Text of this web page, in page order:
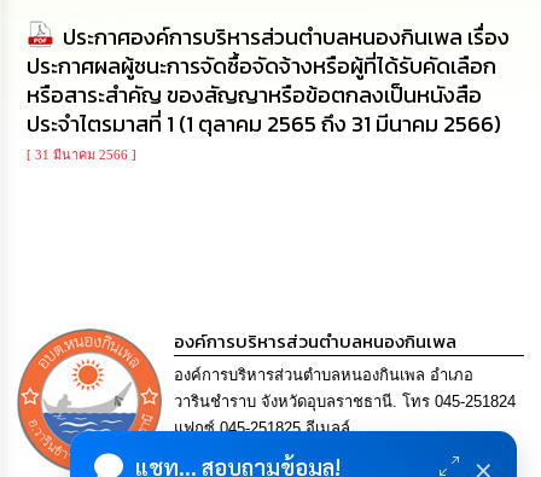
Policy
การ
ดำเนิน
การ
เพื่อ
เสริม
คุณธรรม
และ
ความ
โปร่งใส
ประกาศองค์การบริหารส่วนตำบลหนองกินเพล เรื่อง
ประกาศผลผู้ชนะการจัดซื้อจัดจ้างหรือผู้ที่ได้รับคัดเลือก
หรือสาระสำคัญ ของสัญญาหรือข้อตกลงเป็นหนังสือ
ประจำไตรมาสที่ 1 (1 ตุลาคม 2565 ถึง 31 มีนาคม 2566)
[ 31 มีนาคม 2566 ]
องค์การบริหารส่วนตำบลหนองกินเพล
องค์การบริหารส่วนตำบลหนองกินเพล อำเภอ
วารินชำราบ จังหวัดอุบลราชธานี. โทร 045-251824
แฟกซ์ 045-251825 อีเมลล์
saraban@nongkinphen.go.th
แชท... สอบถามข้อมูล! ×